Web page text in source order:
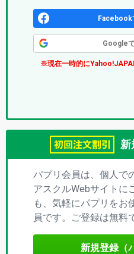
リ)
Facebook
Google
※現在一時的に
新
パプリ会員は、個人で
アスクルWebサイトに
も、気軽にパプリをお
員です。ご登録は無料
新規登録（